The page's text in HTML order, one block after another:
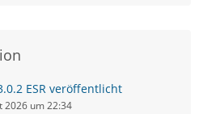
ESR veröffentlicht
2026 um 22:34